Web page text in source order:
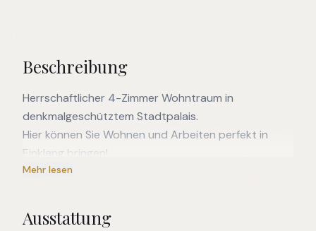
Beschreibung
Herrschaftlicher 4-Zimmer Wohntraum in
denkmalgeschütztem Stadtpalais.
Hier können Sie Wohnen und Arbeiten perfekt in
Einklang bringen!
Sie.
Mehr lesen
Ausstattung